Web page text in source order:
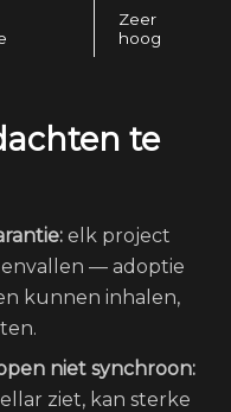
Zeer
hoog
te
elk project
— adoptie
kunnen inhalen,
niet synchroon:
ziet, kan sterke